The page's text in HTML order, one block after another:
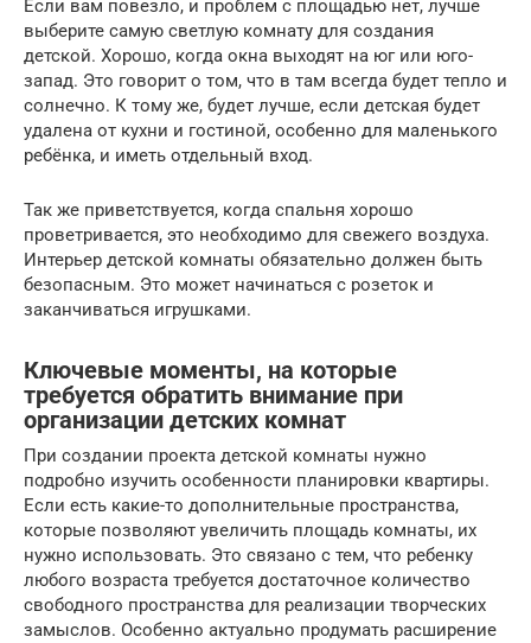
Если вам повезло, и проблем с площадью нет, лучше
выберите самую светлую комнату для создания
детской. Хорошо, когда окна выходят на юг или юго-
запад. Это говорит о том, что в там всегда будет тепло и
солнечно. К тому же, будет лучше, если детская будет
удалена от кухни и гостиной, особенно для маленького
ребёнка, и иметь отдельный вход.
Так же приветствуется, когда спальня хорошо
проветривается, это необходимо для свежего воздуха.
Интерьер детской комнаты обязательно должен быть
безопасным. Это может начинаться с розеток и
заканчиваться игрушками.
Ключевые моменты, на которые
требуется обратить внимание при
организации детских комнат
При создании проекта детской комнаты нужно
подробно изучить особенности планировки квартиры.
Если есть какие-то дополнительные пространства,
которые позволяют увеличить площадь комнаты, их
нужно использовать. Это связано с тем, что ребенку
любого возраста требуется достаточное количество
свободного пространства для реализации творческих
замыслов. Особенно актуально продумать расширение